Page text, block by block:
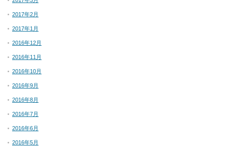
2017年2月
2017年1月
2016年12月
2016年11月
2016年10月
2016年9月
2016年8月
2016年7月
2016年6月
2016年5月